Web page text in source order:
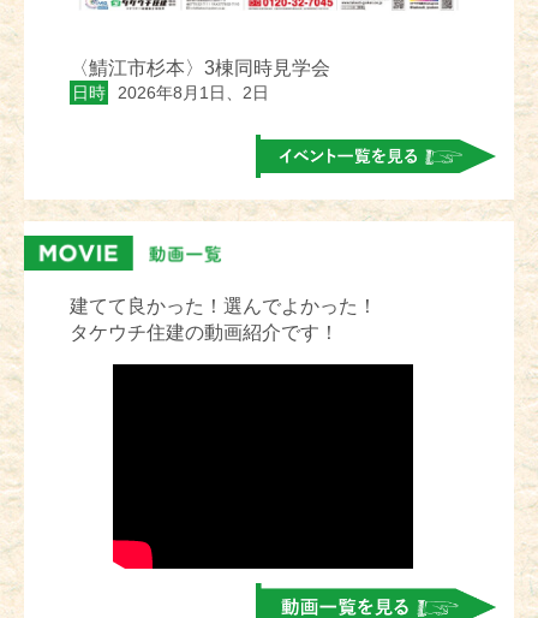
〈鯖江市杉本〉3棟同時見学会
日時 2026年8月1日、2日
建てて良かった！選んでよかった！
タケウチ住建の動画紹介です！